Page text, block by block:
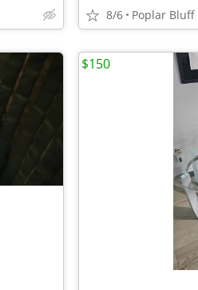
8/6 Poplar Bluff
$150